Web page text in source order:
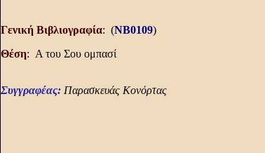
Γενική Bιβλιογραφία: (NB0109)
Θέση: A του Σου ομπασί
Συγγραφέας: Παρασκευάς Κονόρτας